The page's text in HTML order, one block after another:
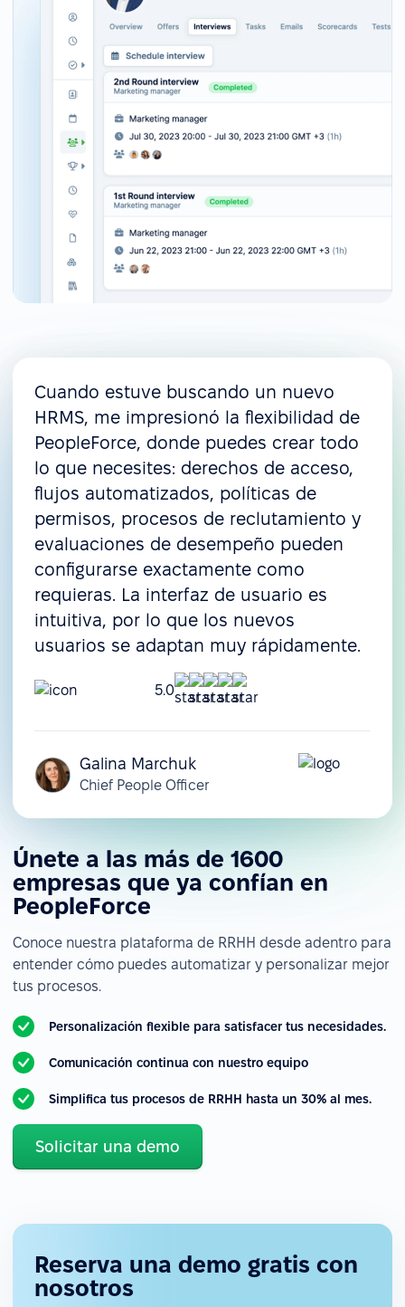
Cuando estuve buscando un nuevo
HRMS, me impresionó la flexibilidad de
PeopleForce, donde puedes crear todo
lo que necesites: derechos de acceso,
flujos automatizados, políticas de
permisos, procesos de reclutamiento y
evaluaciones de desempeño pueden
configurarse exactamente como
requieras. La interfaz de usuario es
intuitiva, por lo que los nuevos
usuarios se adaptan muy rápidamente.
5.0
Galina Marchuk
Chief People Officer
Únete a las más de 1600
empresas que ya confían en
PeopleForce
Conoce nuestra plataforma de RRHH desde adentro para
entender cómo puedes automatizar y personalizar mejor
tus procesos.
Personalización flexible para satisfacer tus necesidades.
Comunicación continua con nuestro equipo
Simplifica tus procesos de RRHH hasta un 30% al mes.
Solicitar una demo
Reserva una demo gratis con
nosotros